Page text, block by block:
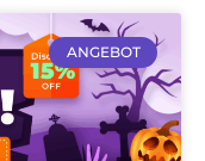
ANGEBOT